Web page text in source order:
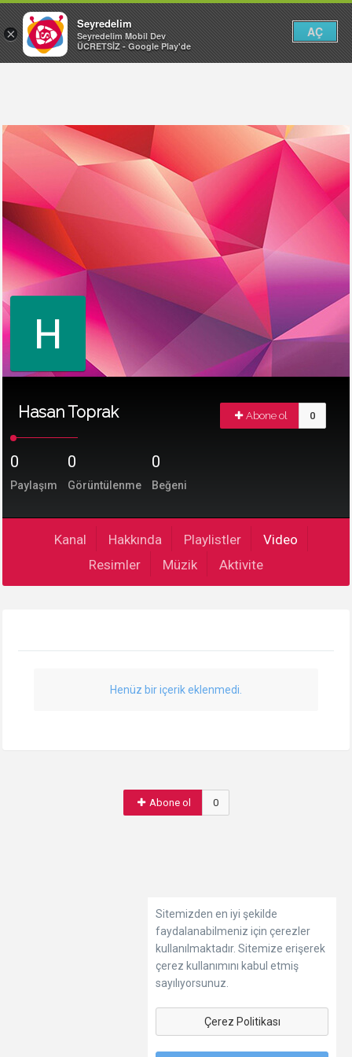
Hasan Toprak Abone ol 0
0
Paylaşım
0
Görüntülenme
0
Beğeni
Kanal Hakkında Playlistler
Video
Resimler
Müzik Aktivite
Henüz bir içerik eklenmedi.
Abone ol 0
Sitemizden en iyi şekilde
faydalanabilmeniz için çerezler
kullanılmaktadır. Sitemize erişerek
çerez kullanımını kabul etmiş
sayılıyorsunuz.
Çerez Politikası
×
Seyredelim
Seyredelim Mobil Dev
ÜCRETSİZ - Google Play'de
AÇ